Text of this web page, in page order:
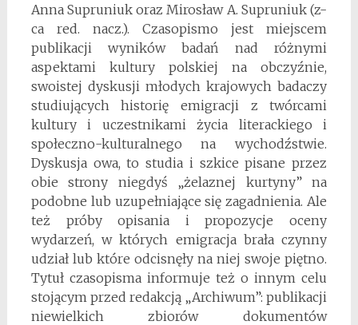
Anna Supruniuk oraz Mirosław A. Supruniuk (z-
ca red. nacz.). Czasopismo jest miejscem
publikacji wyników badań nad różnymi
aspektami kultury polskiej na obczyźnie,
swoistej dyskusji młodych krajowych badaczy
studiujących historię emigracji z twórcami
kultury i uczestnikami życia literackiego i
społeczno-kulturalnego na wychodźstwie.
Dyskusja owa, to studia i szkice pisane przez
obie strony niegdyś „żelaznej kurtyny” na
podobne lub uzupełniające się zagadnienia. Ale
też próby opisania i propozycje oceny
wydarzeń, w których emigracja brała czynny
udział lub które odcisnęły na niej swoje piętno.
Tytuł czasopisma informuje też o innym celu
stojącym przed redakcją „Archiwum”: publikacji
niewielkich zbiorów dokumentów